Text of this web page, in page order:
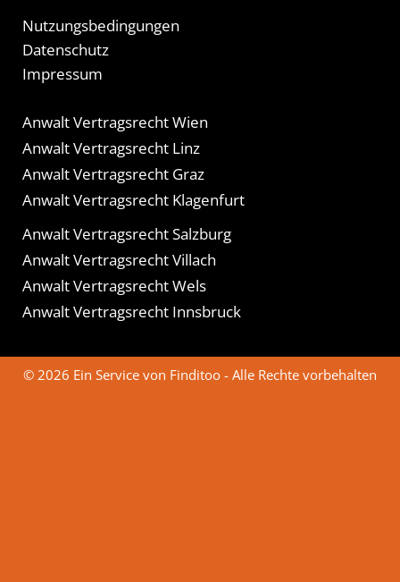
Nutzungsbedingungen
Datenschutz
Impressum
Anwalt Vertragsrecht Wien
Anwalt Vertragsrecht Linz
Anwalt Vertragsrecht Graz
Anwalt Vertragsrecht Klagenfurt
Anwalt Vertragsrecht Salzburg
Anwalt Vertragsrecht Villach
Anwalt Vertragsrecht Wels
Anwalt Vertragsrecht Innsbruck
© 2026 Ein Service von Finditoo - Alle Rechte vorbehalten